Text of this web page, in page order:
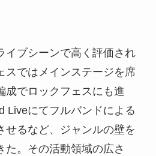
イブシーンで高く評価され
スではメインステージを席
成でロックフェスにも進
Liveにてフルバンドによる
せるなど、ジャンルの壁を
た。その活動領域の広さ